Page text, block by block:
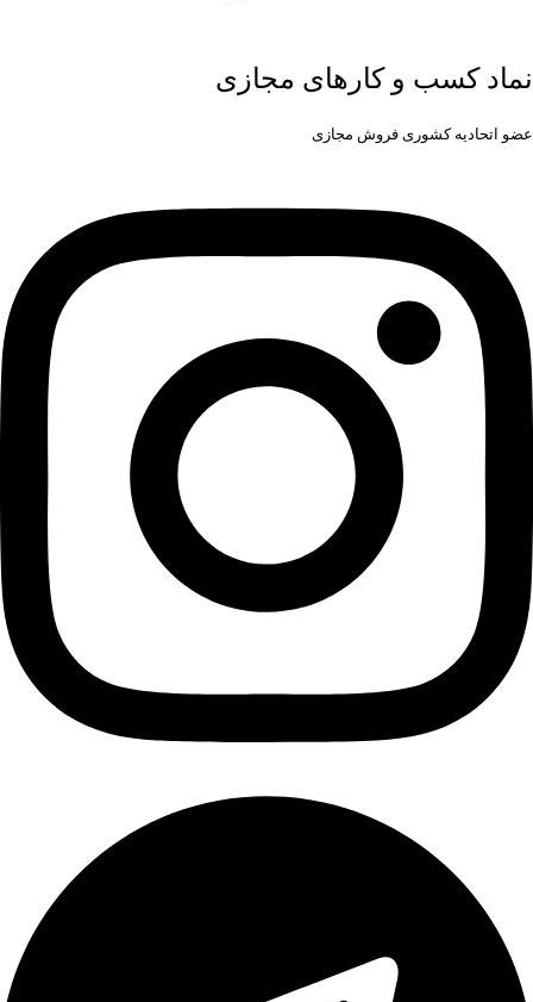
نماد کسب و کارهای مجازی
عضو اتحادیه کشوری فروش مجازی